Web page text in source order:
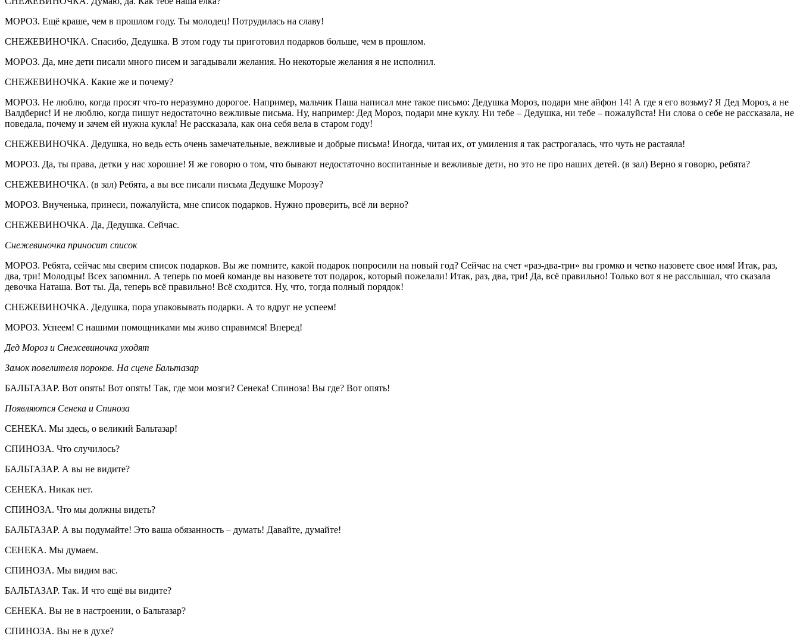
МОРОЗ. Ещё краше, чем в прошлом году. Ты молодец! Потрудилась на славу!
СНЕЖЕВИНОЧКА. Спасибо, Дедушка. В этом году ты приготовил подарков больше, чем в прошлом.
МОРОЗ. Да, мне дети писали много писем и загадывали желания. Но некоторые желания я не исполнил.
СНЕЖЕВИНОЧКА. Какие же и почему?
МОРОЗ. Не люблю, когда просят что-то неразумно дорогое. Например, мальчик Паша написал мне такое письмо: Дедушка Мороз, подари мне айфон 14! А где я его возьму? Я Дед Мороз, а не
Валдберис! И не люблю, когда пишут недостаточно вежливые письма. Ну, например: Дед Мороз, подари мне куклу. Ни тебе – Дедушка, ни тебе – пожалуйста! Ни слова о себе не рассказала, не
поведала, почему и зачем ей нужна кукла! Не рассказала, как она себя вела в старом году!
СНЕЖЕВИНОЧКА. Дедушка, но ведь есть очень замечательные, вежливые и добрые письма! Иногда, читая их, от умиления я так растрогалась, что чуть не растаяла!
МОРОЗ. Да, ты права, детки у нас хорошие! Я же говорю о том, что бывают недостаточно воспитанные и вежливые дети, но это не про наших детей. (в зал) Верно я говорю, ребята?
СНЕЖЕВИНОЧКА. (в зал) Ребята, а вы все писали письма Дедушке Морозу?
МОРОЗ. Внученька, принеси, пожалуйста, мне список подарков. Нужно проверить, всё ли верно?
СНЕЖЕВИНОЧКА. Да, Дедушка. Сейчас.
Снежевиночка приносит список
МОРОЗ. Ребята, сейчас мы сверим список подарков. Вы же помните, какой подарок попросили на новый год? Сейчас на счет «раз-два-три» вы громко и четко назовете свое имя! Итак, раз,
два, три! Молодцы! Всех запомнил. А теперь по моей команде вы назовете тот подарок, который пожелали! Итак, раз, два, три! Да, всё правильно! Только вот я не расслышал, что сказала
девочка Наташа. Вот ты. Да, теперь всё правильно! Всё сходится. Ну, что, тогда полный порядок!
СНЕЖЕВИНОЧКА. Дедушка, пора упаковывать подарки. А то вдруг не успеем!
МОРОЗ. Успеем! С нашими помощниками мы живо справимся! Вперед!
Дед Мороз и Снежевиночка уходят
Замок повелителя пороков. На сцене Бальтазар
БАЛЬТАЗАР. Вот опять! Вот опять! Так, где мои мозги? Сенека! Спиноза! Вы где? Вот опять!
Появляются Сенека и Спиноза
СЕНЕКА. Мы здесь, о великий Бальтазар!
СПИНОЗА. Что случилось?
БАЛЬТАЗАР. А вы не видите?
СЕНЕКА. Никак нет.
СПИНОЗА. Что мы должны видеть?
БАЛЬТАЗАР. А вы подумайте! Это ваша обязанность – думать! Давайте, думайте!
СЕНЕКА. Мы думаем.
СПИНОЗА. Мы видим вас.
БАЛЬТАЗАР. Так. И что ещё вы видите?
СЕНЕКА. Вы не в настроении, о Бальтазар?
СПИНОЗА. Вы не в духе?